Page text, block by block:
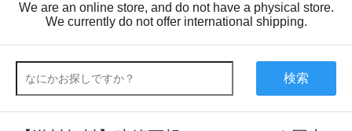
We are an online store, and do not have a physical store.
We currently do not offer international shipping.
検索